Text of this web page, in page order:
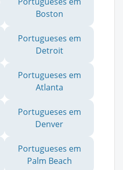
Boston
Portugueses em
Detroit
Portugueses em
Atlanta
Portugueses em
Denver
Portugueses em
Palm Beach